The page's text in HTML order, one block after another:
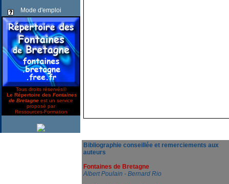
Mode d'emploi
Tous droits réservés©
Le Répertoire des Fontaines
de Bretagne est un service
proposé par
Ressources-Formation
Bibliographie conseillée et remerciements aux
auteurs
Fontaines de Bretagne
Albert Poulain - Bernard Rio